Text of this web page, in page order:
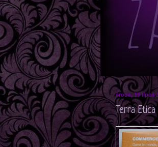
środa, 19 lipca
Terra Etica